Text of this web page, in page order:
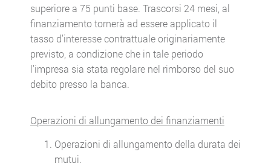
superiore a 75 punti base. Trascorsi 24 mesi, al
finanziamento tornerà ad essere applicato il
tasso d’interesse contrattuale originariamente
previsto, a condizione che in tale periodo
l’impresa sia stata regolare nel rimborso del suo
debito presso la banca.
Operazioni di allungamento dei finanziamenti
Operazioni di allungamento della durata dei
mutui.